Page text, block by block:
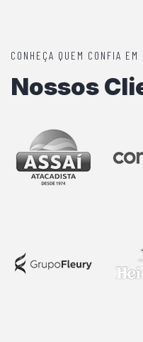
CONHEÇA QUEM CONFIA EM
Nossos